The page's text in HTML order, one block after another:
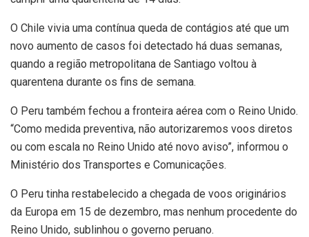
O Chile vivia uma contínua queda de contágios até que um
novo aumento de casos foi detectado há duas semanas,
quando a região metropolitana de Santiago voltou à
quarentena durante os fins de semana.
O Peru também fechou a fronteira aérea com o Reino Unido.
“Como medida preventiva, não autorizaremos voos diretos
ou com escala no Reino Unido até novo aviso”, informou o
Ministério dos Transportes e Comunicações.
O Peru tinha restabelecido a chegada de voos originários
da Europa em 15 de dezembro, mas nenhum procedente do
Reino Unido, sublinhou o governo peruano.